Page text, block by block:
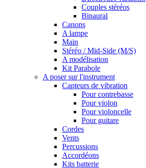
Couples stéréos
Binaural
Canons
A lampe
Main
Stéréo / Mid-Side (M/S)
A modélisation
Kit Parabole
A poser sur l'instrument
Capteurs de vibration
Pour contrebasse
Pour violon
Pour violoncelle
Pour guitare
Cordes
Vents
Percussions
Accordéons
Kits batterie